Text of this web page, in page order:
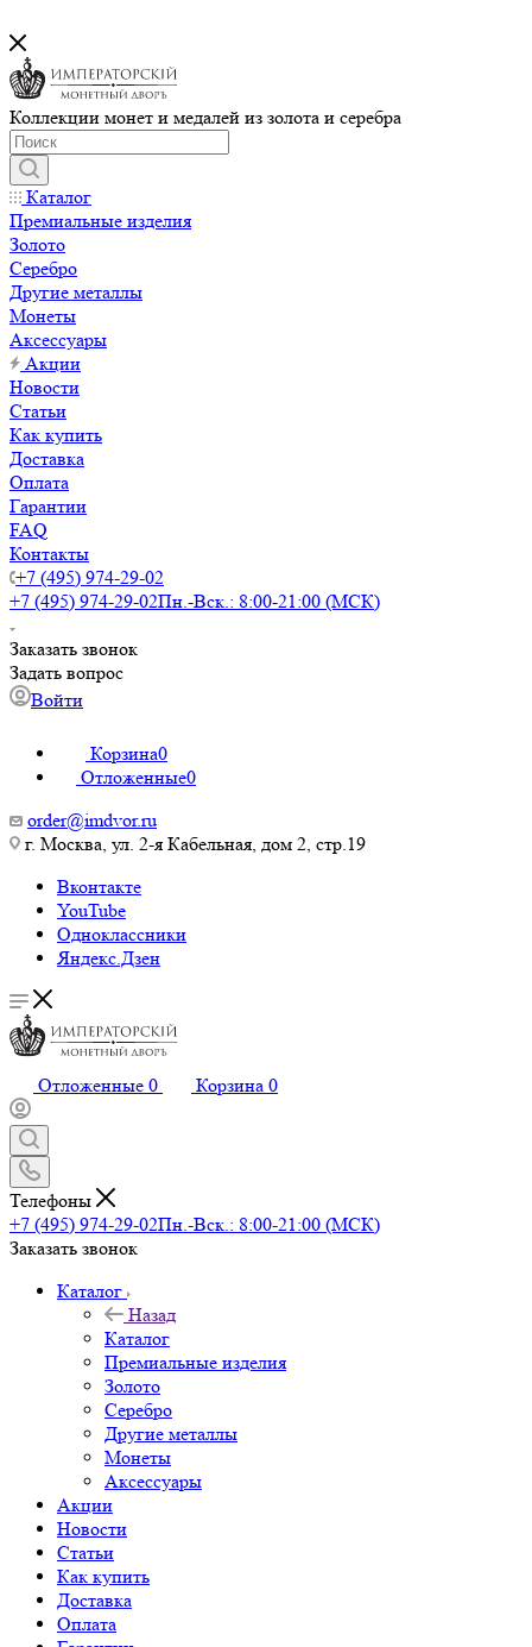
Коллекции монет и медалей из золота и серебра
Каталог
Премиальные изделия
Золото
Серебро
Другие металлы
Монеты
Аксессуары
Акции
Новости
Статьи
Как купить
Доставка
Оплата
Гарантии
FAQ
Контакты
+7 (495) 974-29-02
+7 (495) 974-29-02Пн.-Вск.: 8:00-21:00 (МСК)
Заказать звонок
Задать вопрос
Войти
Корзина0
Отложенные0
order@imdvor.ru
г. Москва, ул. 2-я Кабельная, дом 2, стр.19
Вконтакте
YouTube
Одноклассники
Яндекс.Дзен
Отложенные 0 Корзина 0
Телефоны
+7 (495) 974-29-02Пн.-Вск.: 8:00-21:00 (МСК)
Заказать звонок
Каталог
Назад
Каталог
Премиальные изделия
Золото
Серебро
Другие металлы
Монеты
Аксессуары
Акции
Новости
Статьи
Как купить
Доставка
Оплата